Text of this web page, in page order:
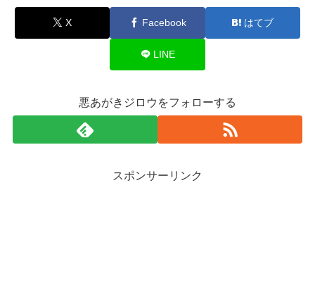
X Facebook はてブ
LINE
悪あがきジロウをフォローする
スポンサーリンク